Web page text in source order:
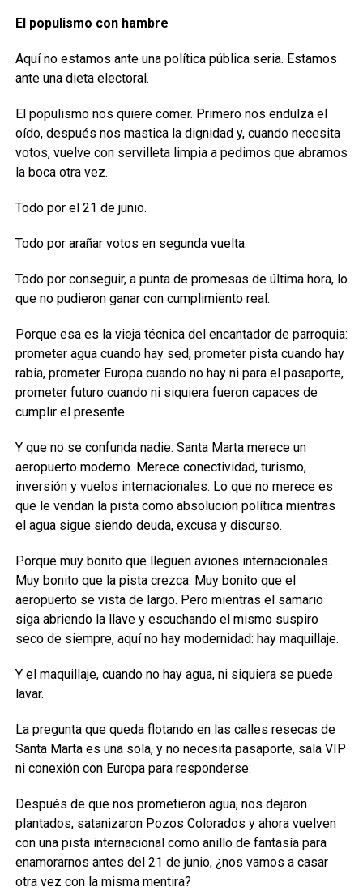
El populismo con hambre
Aquí no estamos ante una política pública seria. Estamos
ante una dieta electoral.
El populismo nos quiere comer. Primero nos endulza el
oído, después nos mastica la dignidad y, cuando necesita
votos, vuelve con servilleta limpia a pedirnos que abramos
la boca otra vez.
Todo por el 21 de junio.
Todo por arañar votos en segunda vuelta.
Todo por conseguir, a punta de promesas de última hora, lo
que no pudieron ganar con cumplimiento real.
Porque esa es la vieja técnica del encantador de parroquia:
prometer agua cuando hay sed, prometer pista cuando hay
rabia, prometer Europa cuando no hay ni para el pasaporte,
prometer futuro cuando ni siquiera fueron capaces de
cumplir el presente.
Y que no se confunda nadie: Santa Marta merece un
aeropuerto moderno. Merece conectividad, turismo,
inversión y vuelos internacionales. Lo que no merece es
que le vendan la pista como absolución política mientras
el agua sigue siendo deuda, excusa y discurso.
Porque muy bonito que lleguen aviones internacionales.
Muy bonito que la pista crezca. Muy bonito que el
aeropuerto se vista de largo. Pero mientras el samario
siga abriendo la llave y escuchando el mismo suspiro
seco de siempre, aquí no hay modernidad: hay maquillaje.
Y el maquillaje, cuando no hay agua, ni siquiera se puede
lavar.
La pregunta que queda flotando en las calles resecas de
Santa Marta es una sola, y no necesita pasaporte, sala VIP
ni conexión con Europa para responderse:
Después de que nos prometieron agua, nos dejaron
plantados, satanizaron Pozos Colorados y ahora vuelven
con una pista internacional como anillo de fantasía para
enamorarnos antes del 21 de junio, ¿nos vamos a casar
otra vez con la misma mentira?